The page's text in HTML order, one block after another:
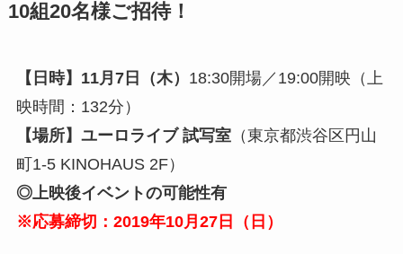
10組20名様ご招待！
【日時】11月7日（木） 18:30開場／19:00開映（上
映時間：132分）
【場所】ユーロライブ 試写室（東京都渋谷区円山
町1-5 KINOHAUS 2F）
◎上映後イベントの可能性有
※応募締切：2019年10月27日（日 ）